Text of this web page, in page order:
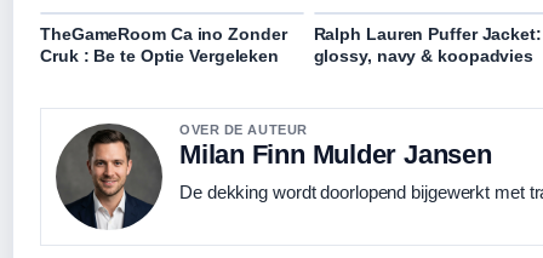
TheGameRoom Ca ino Zonder
Cruk : Be te Optie Vergeleken
Ralph Lauren Puffer Jacket:
glossy, navy & koopadvies
OVER DE AUTEUR
Milan Finn Mulder Jansen
De dekking wordt doorlopend bijgewerkt met